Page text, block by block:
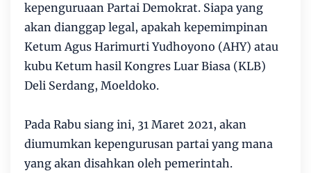
kepenguruaan Partai Demokrat. Siapa yang
akan dianggap legal, apakah kepemimpinan
Ketum Agus Harimurti Yudhoyono (AHY) atau
kubu Ketum hasil Kongres Luar Biasa (KLB)
Deli Serdang, Moeldoko.
Pada Rabu siang ini, 31 Maret 2021, akan
diumumkan kepengurusan partai yang mana
yang akan disahkan oleh pemerintah.